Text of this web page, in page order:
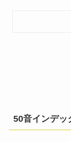
50音インデッ